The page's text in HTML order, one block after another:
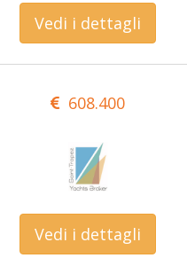
Vedi i dettagli
608.400
Vedi i dettagli